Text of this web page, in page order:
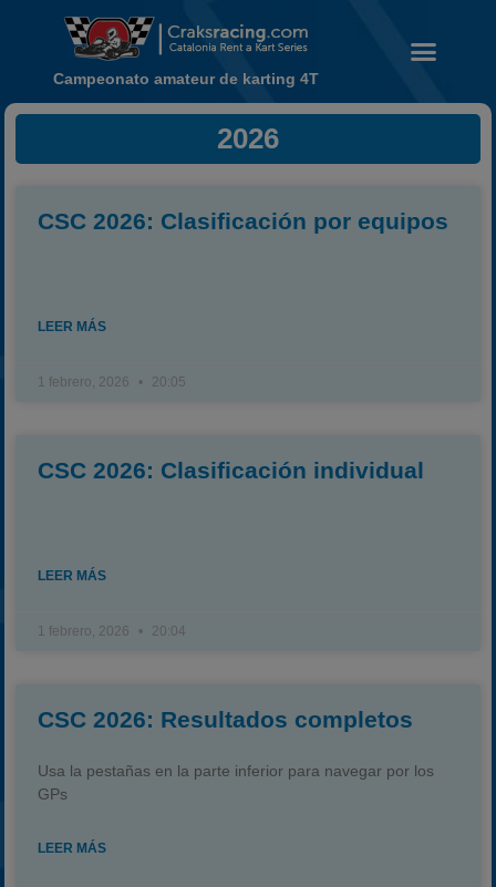
Calendario
Carreras finalizadas
2024
Campeonato amateur de karting 4T
2026
CSC 2026: Clasificación por equipos
LEER MÁS
1 febrero, 2026 20:05
CSC 2026: Clasificación individual
LEER MÁS
1 febrero, 2026 20:04
CSC 2026: Resultados completos
Usa la pestañas en la parte inferior para navegar por los
GPs
LEER MÁS